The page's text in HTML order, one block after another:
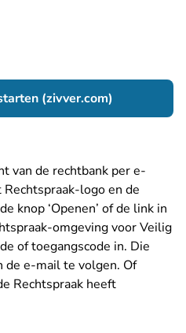
(zivver.com)- U verlaat
van de rechtbank per e-
logo en de
knop ‘Openen’ of de link in
omgeving voor Veilig
of toegangscode in. Die
de e-mail te volgen. Of
Rechtspraak heeft